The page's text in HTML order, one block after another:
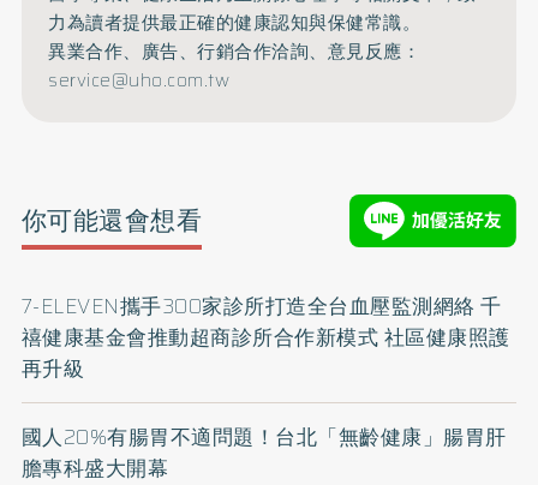
力為讀者提供最正確的健康認知與保健常識。
異業合作、廣告、行銷合作洽詢、意見反應：
service@uho.com.tw
你可能還會想看
7-ELEVEN攜手300家診所打造全台血壓監測網絡 千
禧健康基金會推動超商診所合作新模式 社區健康照護
再升級
國人20%有腸胃不適問題！台北「無齡健康」腸胃肝
膽專科盛大開幕